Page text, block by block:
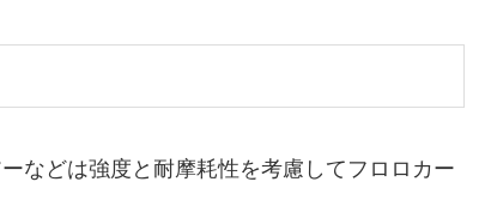
などは強度と耐摩耗性を考慮してフロロカー